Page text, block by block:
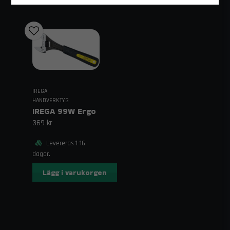
IREGA
HANDVERKTYG
IREGA 99W Ergo
369 kr
Levereras 1-16
dagar.
Lägg i varukorgen